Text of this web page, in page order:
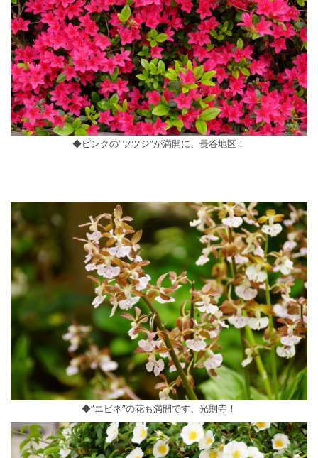
◆ピンクの”ツツジ”が満開に、長谷地区！
◆”エビネ”の花も満開です、光則寺！